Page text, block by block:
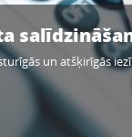
un atšķirīgās